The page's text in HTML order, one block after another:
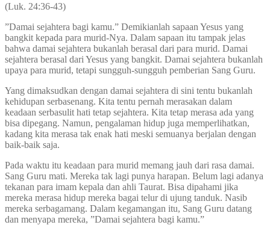
(Luk. 24:36-43)
”Damai sejahtera bagi kamu.” Demikianlah sapaan Yesus yang
bangkit kepada para murid-Nya. Dalam sapaan itu tampak jelas
bahwa damai sejahtera bukanlah berasal dari para murid. Damai
sejahtera berasal dari Yesus yang bangkit. Damai sejahtera bukanlah
upaya para murid, tetapi sungguh-sungguh pemberian Sang Guru.
Yang dimaksudkan dengan damai sejahtera di sini tentu bukanlah
kehidupan serbasenang. Kita tentu pernah merasakan dalam
keadaan serbasulit hati tetap sejahtera. Kita tetap merasa ada yang
bisa dipegang. Namun, pengalaman hidup juga memperlihatkan,
kadang kita merasa tak enak hati meski semuanya berjalan dengan
baik-baik saja.
Pada waktu itu keadaan para murid memang jauh dari rasa damai.
Sang Guru mati. Mereka tak lagi punya harapan. Belum lagi adanya
tekanan para imam kepala dan ahli Taurat. Bisa dipahami jika
mereka merasa hidup mereka bagai telur di ujung tanduk. Nasib
mereka serbagamang. Dalam kegamangan itu, Sang Guru datang
dan menyapa mereka, ”Damai sejahtera bagi kamu.”